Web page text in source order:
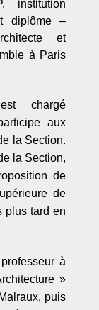
institution
diplôme –
et
à Paris
chargé
aux
la Section.
la Section,
de
de
plus tard en
à
»
puis